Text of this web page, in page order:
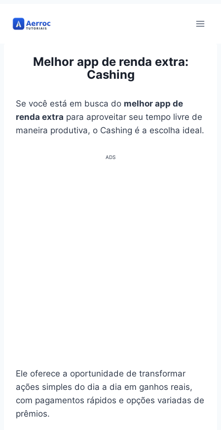
para
Melhor app de renda extra:
Cashing
Se você está em busca do melhor app de
renda extra para aproveitar seu tempo livre de
maneira produtiva, o Cashing é a escolha ideal.
ADS
Ele oferece a oportunidade de transformar
ações simples do dia a dia em ganhos reais,
com pagamentos rápidos e opções variadas de
prêmios.